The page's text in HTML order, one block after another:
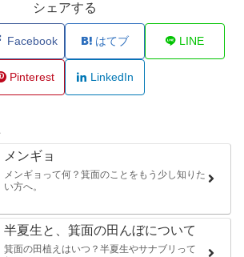
シェアする
Facebook はてブ LINE
Pinterest LinkedIn
メンギョ
メンギョって何？箕面のことをもう少し知りた
い方へ。
半夏生と、箕面の田んぼについて
箕面の田植えはいつ？半夏生やサナブリって